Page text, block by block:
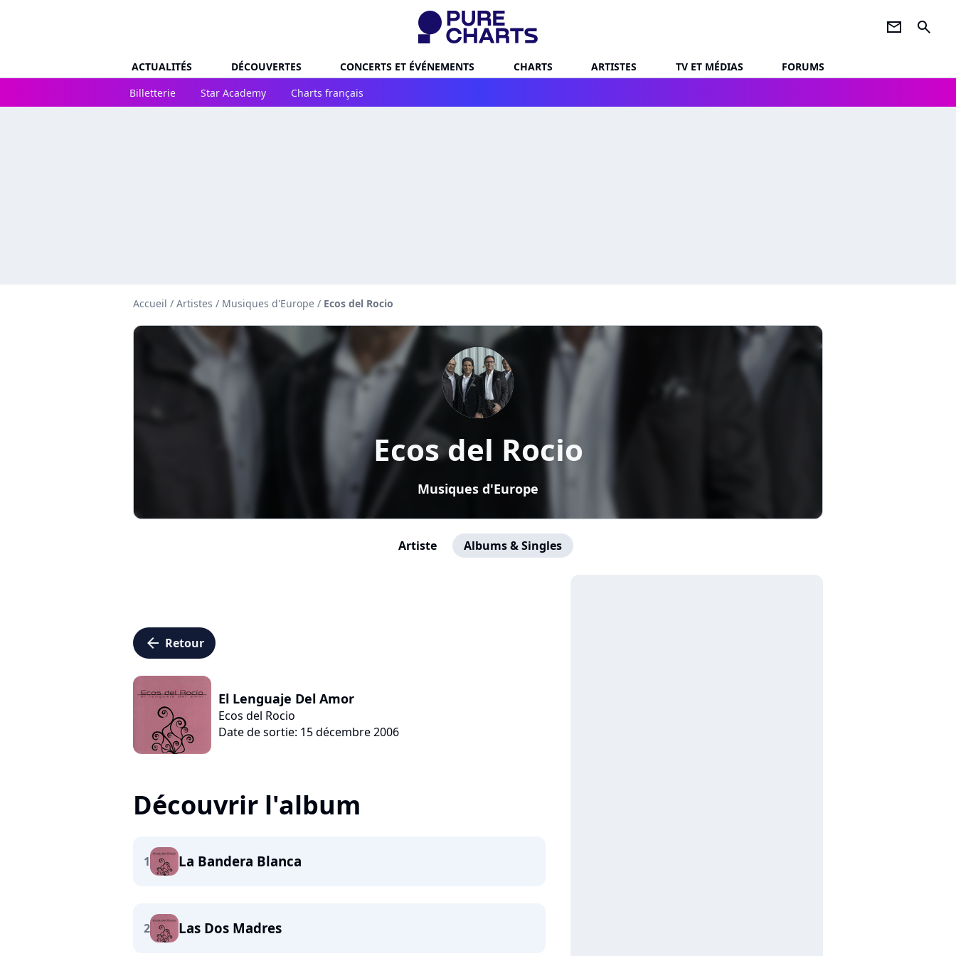
newsletter search
ACTUALITÉS DÉCOUVERTES CONCERTS ET ÉVÉNEMENTS CHARTS ARTISTES TV ET MÉDIAS
FORUMS
Billetterie
Star Academy Charts français
Accueil / Artistes / Musiques d'Europe / Ecos del Rocio
Ecos del Rocio
Musiques d'Europe
Artiste Albums & Singles
arrow_left Retour
El Lenguaje Del Amor
Ecos del Rocio
Date de sortie: 15 décembre 2006
Découvrir l'album
1 La Bandera Blanca
2 Las Dos Madres